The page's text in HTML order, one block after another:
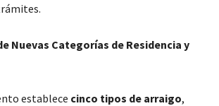
Nuevas Categorías de Residencia y
establece cinco tipos de arraigo,